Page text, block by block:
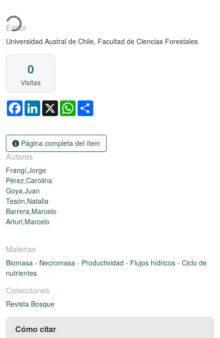
Editor
Universidad Austral de Chile, Facultad de Ciencias Forestales
0
Visitas
FacebookLinkedIn
X WhatsApp
Página completa del ítem
Autores
Frangí,Jorge
Pérez,Carolina
Goya,Juan
Tesón,Natalia
Barrera,Marcelo
Arturi,Marcelo
Materias
Biomasa - Necromasa - Productividad - Flujos hídricos - Ciclo de
nutrientes
Colecciones
Revista Bosque
Cómo citar